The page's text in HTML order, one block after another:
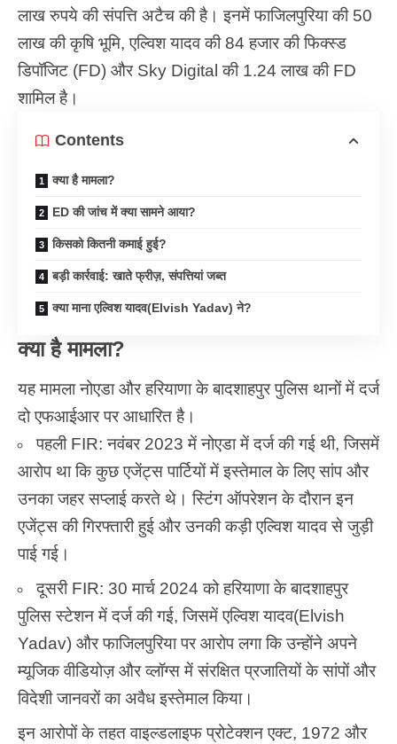
लाख रुपये की संपत्ति अटैच की है। इनमें फाजिलपुरिया की 50
लाख की कृषि भूमि, एल्विश यादव की 84 हजार की फिक्स्ड
डिपॉजिट (FD) और Sky Digital की 1.24 लाख की FD
शामिल है।
Contents
क्या है मामला?
ED की जांच में क्या सामने आया?
किसको कितनी कमाई हुई?
बड़ी कार्रवाई: खाते फ्रीज़, संपत्तियां जब्त
क्या माना एल्विश यादव(Elvish Yadav) ने?
क्या है मामला?
यह मामला नोएडा और हरियाणा के बादशाहपुर पुलिस थानों में दर्ज
दो एफआईआर पर आधारित है।
पहली FIR: नवंबर 2023 में नोएडा में दर्ज की गई थी, जिसमें
आरोप था कि कुछ एजेंट्स पार्टियों में इस्तेमाल के लिए सांप और
उनका जहर सप्लाई करते थे। स्टिंग ऑपरेशन के दौरान इन
एजेंट्स की गिरफ्तारी हुई और उनकी कड़ी एल्विश यादव से जुड़ी
पाई गई।
दूसरी FIR: 30 मार्च 2024 को हरियाणा के बादशाहपुर
पुलिस स्टेशन में दर्ज की गई, जिसमें एल्विश यादव(Elvish
Yadav) और फाजिलपुरिया पर आरोप लगा कि उन्होंने अपने
म्यूजिक वीडियोज़ और व्लॉग्स में संरक्षित प्रजातियों के सांपों और
विदेशी जानवरों का अवैध इस्तेमाल किया।
इन आरोपों के तहत वाइल्डलाइफ प्रोटेक्शन एक्ट, 1972 और